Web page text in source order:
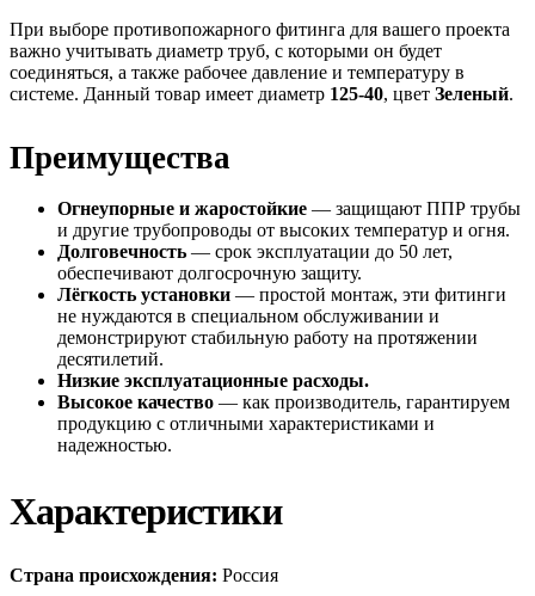
При выборе противопожарного фитинга для вашего проекта
важно учитывать диаметр труб, с которыми он будет
соединяться, а также рабочее давление и температуру в
системе. Данный товар имеет диаметр 125-40, цвет Зеленый.
Преимущества
Огнеупорные и жаростойкие — защищают ППР трубы
и другие трубопроводы от высоких температур и огня.
Долговечность — срок эксплуатации до 50 лет,
обеспечивают долгосрочную защиту.
Лёгкость установки — простой монтаж, эти фитинги
не нуждаются в специальном обслуживании и
демонстрируют стабильную работу на протяжении
десятилетий.
Низкие эксплуатационные расходы.
Высокое качество — как производитель, гарантируем
продукцию с отличными характеристиками и
надежностью.
Характеристики
Страна происхождения: Россия